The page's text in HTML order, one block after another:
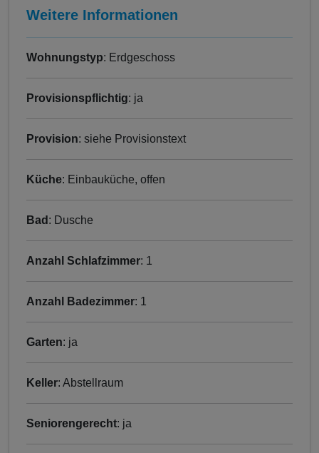
Weitere Informationen
Wohnungstyp: Erdgeschoss
Provisionspflichtig: ja
Provision: siehe Provisionstext
Küche: Einbauküche, offen
Bad : Dusche
Anzahl Schlafzimmer: 1
Anzahl Badezimmer: 1
Garten: ja
Keller: Abstellraum
Seniorengerecht: ja